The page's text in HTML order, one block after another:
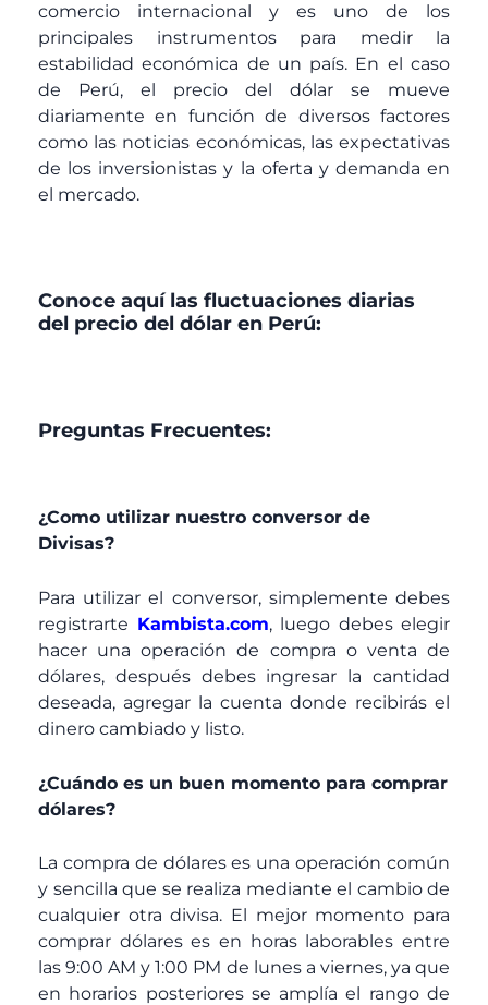
comercio internacional y es uno de los
principales instrumentos para medir la
estabilidad económica de un país. En el caso
de Perú, el precio del dólar se mueve
diariamente en función de diversos factores
como las noticias económicas, las expectativas
de los inversionistas y la oferta y demanda en
el mercado.
Conoce aquí las fluctuaciones diarias
del precio del dólar en Perú:
Preguntas Frecuentes:
¿Como utilizar nuestro conversor de
Divisas?
Para utilizar el conversor, simplemente debes
registrarte Kambista.com, luego debes elegir
hacer una operación de compra o venta de
dólares, después debes ingresar la cantidad
deseada, agregar la cuenta donde recibirás el
dinero cambiado y listo.
¿Cuándo es un buen momento para comprar
dólares?
La compra de dólares es una operación común
y sencilla que se realiza mediante el cambio de
cualquier otra divisa. El mejor momento para
comprar dólares es en horas laborables entre
las 9:00 AM y 1:00 PM de lunes a viernes, ya que
en horarios posteriores se amplía el rango de